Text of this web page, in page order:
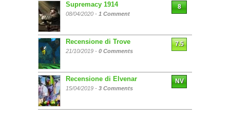
Supremacy 1914
08/04/2020 - 1 Comment
8
Recensione di Trove
21/10/2019 - 0 Comments
7.5
Recensione di Elvenar
15/04/2019 - 3 Comments
NV